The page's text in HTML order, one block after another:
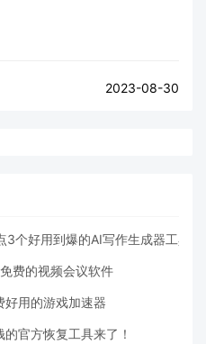
2023-08-30
个好用到爆的AI写作生成器工具
费的视频会议软件
好用的游戏加速器
官方恢复工具来了！